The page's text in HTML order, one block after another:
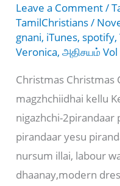
Leave a Comment/
TamilChristians/
gnani, iTunes, spotify,
Veronica,அதிசயம் Vol
Christmas Christmas
magzhchiidhai kellu
nigazhchi-2pirandaar
pirandaar yesu
nursum illai, labour
dhaanay,modern